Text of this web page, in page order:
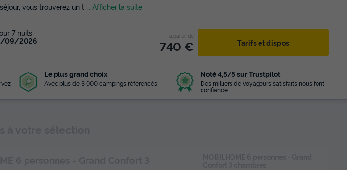
vous trouverez un t ... Afficher la suite
7 nuits
09/2026
à partir de
740 € Tarifs et dispos
Le plus grand choix
Avec plus de 3 000 campings référencés
Noté 4,5/5 sur Trustpilot
Des milliers de voyageurs satisfaits nous font
confiance